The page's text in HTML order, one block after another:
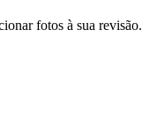
fotos à sua revisão.